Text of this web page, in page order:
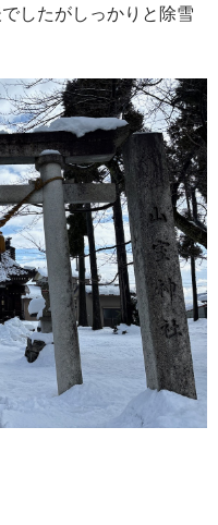
したがしっかりと除雪